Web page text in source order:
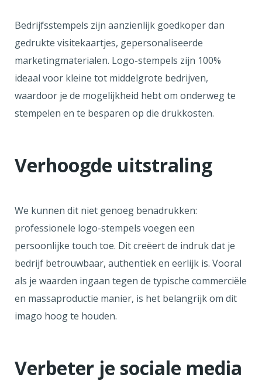
Bedrijfsstempels zijn aanzienlijk goedkoper dan
gedrukte visitekaartjes, gepersonaliseerde
marketingmaterialen. Logo-stempels zijn 100%
ideaal voor kleine tot middelgrote bedrijven,
waardoor je de mogelijkheid hebt om onderweg te
stempelen en te besparen op die drukkosten.
Verhoogde uitstraling
We kunnen dit niet genoeg benadrukken:
professionele logo-stempels voegen een
persoonlijke touch toe. Dit creëert de indruk dat je
bedrijf betrouwbaar, authentiek en eerlijk is. Vooral
als je waarden ingaan tegen de typische commerciële
en massaproductie manier, is het belangrijk om dit
imago hoog te houden.
Verbeter je sociale media